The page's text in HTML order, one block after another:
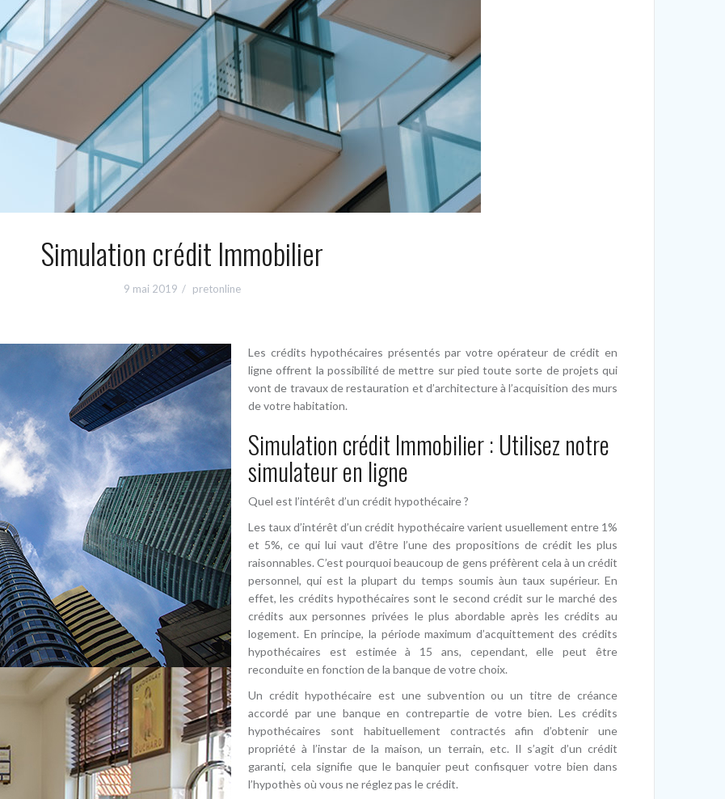
Simulation crédit Immobilier
9 mai 2019 pretonline
Les crédits hypothécaires présentés par votre opérateur de crédit en
ligne offrent la possibilité de mettre sur pied toute sorte de projets qui
vont de travaux de restauration et d’architecture à l’acquisition des murs
de votre habitation.
Simulation crédit Immobilier : Utilisez notre
simulateur en ligne
Quel est l’intérêt d’un crédit hypothécaire ?
Les taux d’intérêt d’un crédit hypothécaire varient usuellement entre 1%
et 5%, ce qui lui vaut d’être l’une des propositions de crédit les plus
raisonnables. C’est pourquoi beaucoup de gens préfèrent cela à un crédit
personnel, qui est la plupart du temps soumis àun taux supérieur. En
effet, les crédits hypothécaires sont le second crédit sur le marché des
crédits aux personnes privées le plus abordable après les crédits au
logement. En principe, la période maximum d’acquittement des crédits
hypothécaires est estimée à 15 ans, cependant, elle peut être
reconduite en fonction de la banque de votre choix.
Un crédit hypothécaire est une subvention ou un titre de créance
accordé par une banque en contrepartie de votre bien. Les crédits
hypothécaires sont habituellement contractés afin d’obtenir une
propriété à l’instar de la maison, un terrain, etc. Il s’agit d’un crédit
garanti, cela signifie que le banquier peut confisquer votre bien dans
l’hypothès où vous ne réglez pas le crédit.